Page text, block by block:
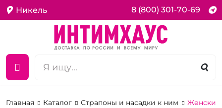
Никель 8 (800) 301-70-69
Главная Каталог Страпоны и насадки к ним Женский